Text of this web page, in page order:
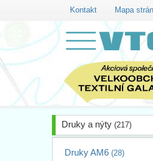
Kontakt Mapa
Druky a nýty (217)
Druky AM6 (28)